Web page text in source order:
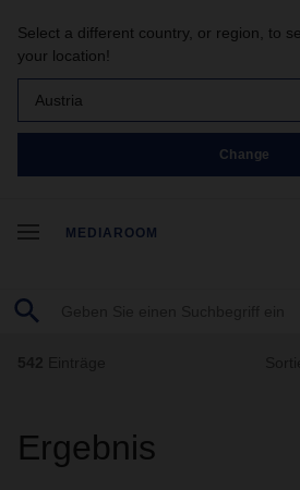
Select a different country, or region, to
your location!
Austria
Change
MEDIAROOM
Ergebnis